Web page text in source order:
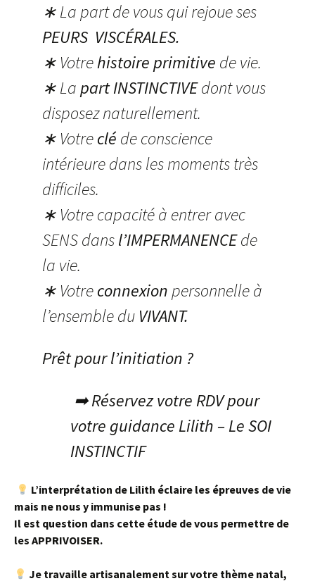
∗ La part de vous qui rejoue ses
PEURS VISCÉRALES.
∗ Votrehistoire primitive de vie.
∗ Lapart INSTINCTIVEdont vous
disposez naturellement.
∗ Votreclé de conscience
intérieure dans les moments très
difficiles.
∗ Votre capacité à entrer avec
SENS dansl’IMPERMANENCEde
la vie.
∗ Votreconnexion personnelle à
l’ensemble du VIVANT.
Prêt pour l’initiation ?
➡ Réservez votre RDV pour
votre guidance Lilith – Le SOI
INSTINCTIF
L’interprétation de Lilith éclaire les épreuves de vie
mais ne nous y immunise pas !
Il est question dans cette étude de vous permettre de
les APPRIVOISER.
Je travaille artisanalement sur votre thème natal,